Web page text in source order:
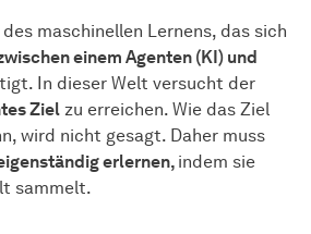
maschinellen Lernens, das sich
einem Agenten (KI) und
In dieser Welt versucht der
Ziel zu erreichen. Wie das Ziel
wird nicht gesagt. Daher muss
erlernen, indem sie
sammelt.